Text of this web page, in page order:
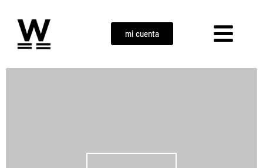
mi cuenta